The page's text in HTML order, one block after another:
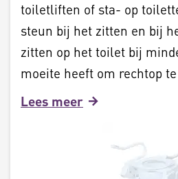
toiletliften of sta- op
steun bij het zitten en bij
zitten op het toilet bij
moeite heeft om rechtop
Lees meer